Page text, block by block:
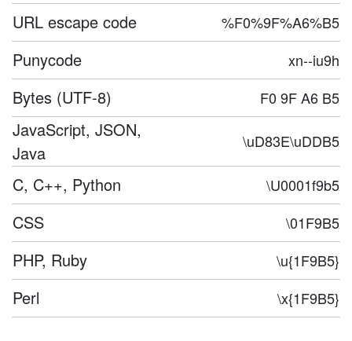
URL escape code %F0%9F%A6%B5
Punycode xn--iu9h
Bytes (UTF-8) F0 9F A6 B5
JavaScript, JSON,
Java
\uD83E\uDDB5
C, C++, Python \U0001f9b5
CSS \01F9B5
PHP, Ruby \u{1F9B5}
Perl \x{1F9B5}